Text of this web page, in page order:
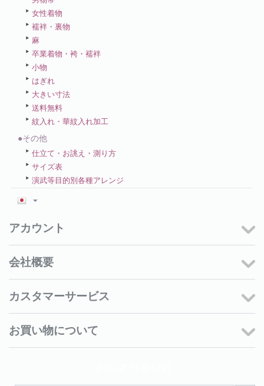
女性着物
襦袢・裏物
麻
卒業着物・袴・襦袢
小物
はぎれ
大きい寸法
送料無料
紋入れ・華紋入れ加工
●その他
仕立て・お誂え・測り方
サイズ表
演武等目的別各種アレンジ
アカウント
会社概要
カスタマーサービス
お買い物について